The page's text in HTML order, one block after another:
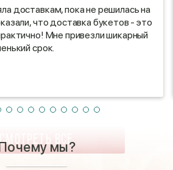
доставкам, пока не решилась на
что доставка букетов - это
Мне привезли шикарный
срок.
СМОТРЕТЬ ВСЕ
мы?